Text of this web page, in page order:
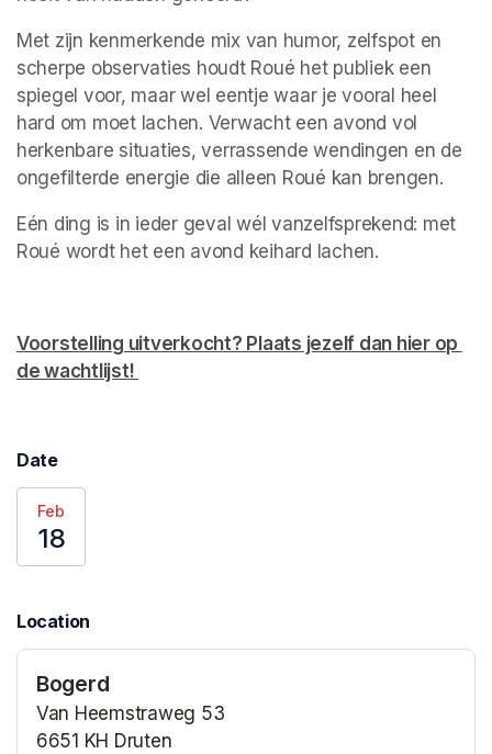
Met zijn kenmerkende mix van humor, zelfspot en
scherpe observaties houdt Roué het publiek een
spiegel voor, maar wel eentje waar je vooral heel
hard om moet lachen. Verwacht een avond vol
herkenbare situaties, verrassende wendingen en de
ongefilterde energie die alleen Roué kan brengen.
Eén ding is in ieder geval wél vanzelfsprekend: met
Roué wordt het een avond keihard lachen.
Voorstelling uitverkocht? Plaats jezelf dan hier op
de wachtlijst!
Date
Feb
18
Location
Bogerd
Van Heemstraweg 53
6651 KH Druten